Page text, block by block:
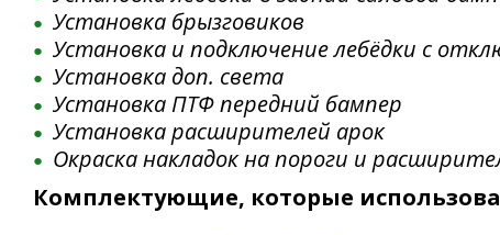
Установка брызговиков
Установка и подключение лебёдки с
Установка доп. света
Установка ПТФ передний бампер
Установка расширителей арок
Окраска накладок на пороги и
Комплектующие, которые